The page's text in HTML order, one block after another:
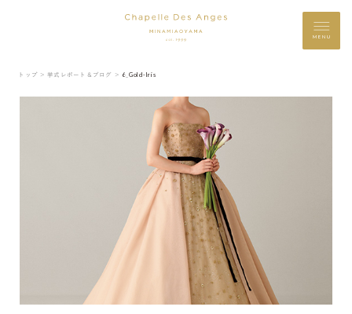
MENU
トップ ＞ 挙式レポート＆ブログ ＞ 6_Gold-Iris